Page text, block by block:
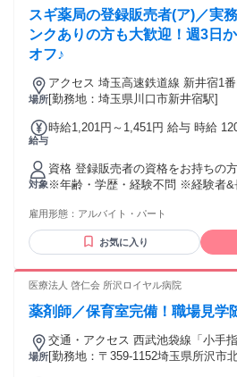
スギ薬局の登録販売者(ア)／実
ンクありの方も大歓迎！週3日
オフ♪
場所
アクセス 埼玉高速鉄道線 新井宿1
道線 鳩ヶ谷3番口徒歩約19分、埼玉
[勤務地：埼玉県川口市新井宿駅]
給与
時給1,201円～1,451円 給与 時給
対象
資格 登録販売者の資格をお持ちの
※年齢・学歴・経験不問 ※経験者&長
る方 ・子供の行事と両立させたい
代、40代、50代の方 ※定年
雇用形態： アルバイト・パート
お気に入り
医療法人 啓仁会 所沢ロイヤル病院
薬剤師／保育室完備！職場見学
場所
交通・アクセス 西武池袋線「小手
「早稲田大学」または「宮寺西」行
[勤務地：〒359-1152埼玉県所沢市